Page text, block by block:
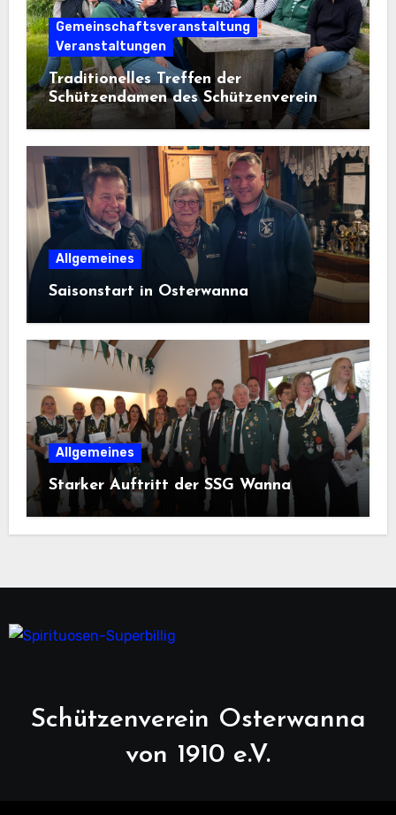
Gemeinschaftsveranstaltung
Veranstaltungen
Traditionelles Treffen der
Schützendamen des Schützenverein
Osterwanna von 1910 e. V.
Allgemeines
Saisonstart in Osterwanna
Allgemeines
Starker Auftritt der SSG Wanna
Schützenverein Osterwanna
von 1910 e.V.